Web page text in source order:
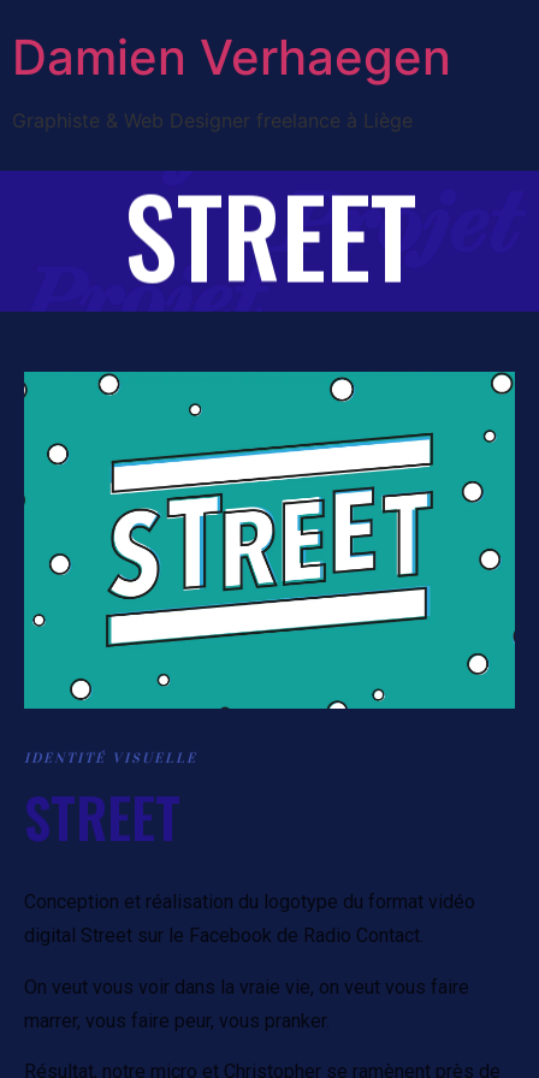
Damien Verhaegen
Graphiste & Web Designer freelance à Liège
STREET
IDENTITÉ VISUELLE
STREET
Conception et réalisation du logotype du format vidéo
digital Street sur le Facebook de Radio Contact.
On veut vous voir dans la vraie vie, on veut vous faire
marrer, vous faire peur, vous pranker.
Résultat, notre micro et Christopher se ramènent près de